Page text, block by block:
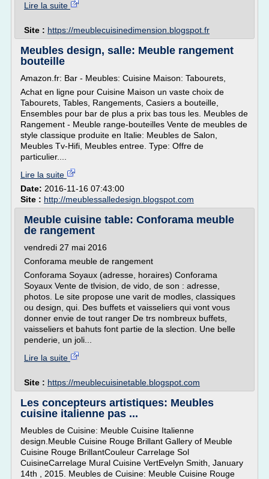
Lire la suite
Site : https://meublecuisinedimension.blogspot.fr
Meubles design, salle: Meuble rangement
bouteille
Amazon.fr: Bar - Meubles: Cuisine Maison: Tabourets,
Achat en ligne pour Cuisine Maison un vaste choix de
Tabourets, Tables, Rangements, Casiers a bouteille,
Ensembles pour bar de plus a prix bas tous les. Meubles de
Rangement - Meuble range-bouteilles Vente de meubles de
style classique produite en Italie: Meubles de Salon,
Meubles Tv-Hifi, Meubles entree. Type: Offre de
particulier....
Lire la suite
Date: 2016-11-16 07:43:00
Site : http://meublessalledesign.blogspot.com
Meuble cuisine table: Conforama meuble
de rangement
vendredi 27 mai 2016
Conforama meuble de rangement
Conforama Soyaux (adresse, horaires) Conforama
Soyaux Vente de tlvision, de vido, de son : adresse,
photos. Le site propose une varit de modles, classiques
ou design, qui. Des buffets et vaisseliers qui vont vous
donner envie de tout ranger De trs nombreux buffets,
vaisseliers et bahuts font partie de la slection. Une belle
penderie, un joli...
Lire la suite
Site : https://meublecuisinetable.blogspot.com
Les concepteurs artistiques: Meubles
cuisine italienne pas ...
Meubles de Cuisine: Meuble Cuisine Italienne
design.Meuble Cuisine Rouge Brillant Gallery of Meuble
Cuisine Rouge BrillantCouleur Carrelage Sol
CuisineCarrelage Mural Cuisine VertEvelyn Smith, January
14th , 2015. Meubles de Cuisine: Meuble Cuisine Rouge